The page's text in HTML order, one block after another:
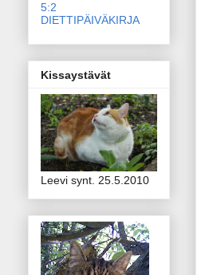
5:2
DIETTIPÄIVÄKIRJA
Kissaystävät
Leevi synt. 25.5.2010